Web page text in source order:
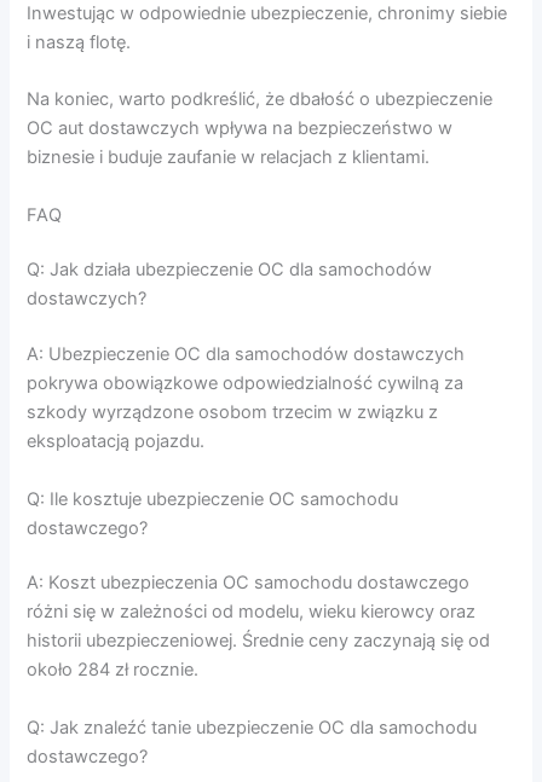
Inwestując w odpowiednie ubezpieczenie, chronimy siebie
i naszą flotę.
Na koniec, warto podkreślić, że dbałość o ubezpieczenie
OC aut dostawczych wpływa na bezpieczeństwo w
biznesie i buduje zaufanie w relacjach z klientami.
FAQ
Q: Jak działa ubezpieczenie OC dla samochodów
dostawczych?
A: Ubezpieczenie OC dla samochodów dostawczych
pokrywa obowiązkowe odpowiedzialność cywilną za
szkody wyrządzone osobom trzecim w związku z
eksploatacją pojazdu.
Q: Ile kosztuje ubezpieczenie OC samochodu
dostawczego?
A: Koszt ubezpieczenia OC samochodu dostawczego
różni się w zależności od modelu, wieku kierowcy oraz
historii ubezpieczeniowej. Średnie ceny zaczynają się od
około 284 zł rocznie.
Q: Jak znaleźć tanie ubezpieczenie OC dla samochodu
dostawczego?